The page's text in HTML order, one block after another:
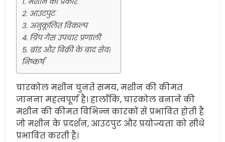
2. आउटपुट
3. अनुकूलित विकल्प
4. ग्रिप गैस उपचार प्रणाली
5. ब्रांड और बिक्री के बाद सेवा
निष्कर्ष
चारकोल मशीन चुनते समय, मशीन की कीमत
जानना महत्वपूर्ण है। हालाँकि, चारकोल बनाने की
मशीन की कीमत विभिन्न कारकों से प्रभावित होती है
जो मशीन के प्रदर्शन, आउटपुट और प्रयोज्यता को सीधे
प्रभावित करती है।